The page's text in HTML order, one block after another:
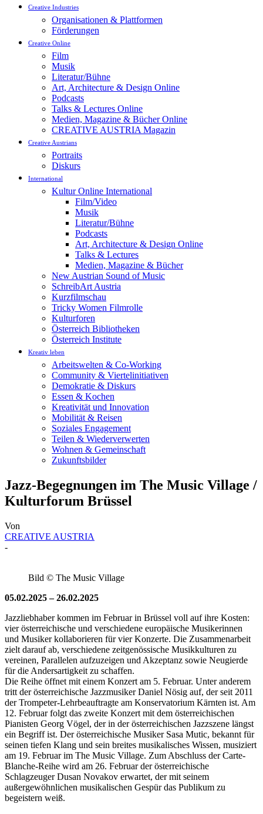
Creative Industries
Organisationen & Plattformen
Förderungen
Creative Online
Film
Musik
Literatur/Bühne
Art, Architecture & Design Online
Podcasts
Talks & Lectures Online
Medien, Magazine & Bücher Online
CREATIVE AUSTRIA Magazin
Creative Austrians
Portraits
Diskurs
International
Kultur Online International
Film/Video
Musik
Literatur/Bühne
Podcasts
Art, Architecture & Design Online
Talks & Lectures
Medien, Magazine & Bücher
New Austrian Sound of Music
SchreibArt Austria
Kurzfilmschau
Tricky Women Filmrolle
Kulturforen
Österreich Bibliotheken
Österreich Institute
Kreativ leben
Arbeitswelten & Co-Working
Community & Viertelinitiativen
Demokratie & Diskurs
Essen & Kochen
Kreativität und Innovation
Mobilität & Reisen
Soziales Engagement
Teilen & Wiederverwerten
Wohnen & Gemeinschaft
Zukunftsbilder
Jazz-Begegnungen im The Music Village /
Kulturforum Brüssel
Von
CREATIVE AUSTRIA
-
Bild © The Music Village
05.02.2025 – 26.02.2025
Jazzliebhaber kommen im Februar in Brüssel voll auf ihre Kosten:
vier österreichische und verschiedene europäische Musikerinnen
und Musiker kollaborieren für vier Konzerte. Die Zusammenarbeit
zielt darauf ab, verschiedene zeitgenössische Musikkulturen zu
vereinen, Parallelen aufzuzeigen und Akzeptanz sowie Neugierde
für die Andersartigkeit zu schaffen.
Die Reihe öffnet mit einem Konzert am 5. Februar. Unter anderem
tritt der österreichische Jazzmusiker Daniel Nösig auf, der seit 2011
der Trompeter-Lehrbeauftragte am Konservatorium Kärnten ist. Am
12. Februar folgt das zweite Konzert mit dem österreichischen
Pianisten Georg Vögel, der in der österreichischen Jazzszene längst
ein Begriff ist. Der österreichische Musiker Sasa Mutic, bekannt für
seinen tiefen Klang und sein breites musikalisches Wissen, musiziert
am 19. Februar im The Music Village. Zum Abschluss der Carte-
Blanche-Reihe wird am 26. Februar der österreichische
Schlagzeuger Dusan Novakov erwartet, der mit seinem
außergewöhnlichen musikalischen Gespür das Publikum zu
begeistern weiß.